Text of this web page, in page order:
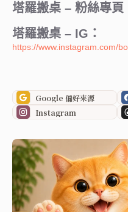
塔羅搬桌 – 粉絲專頁
塔羅搬桌 – IG：
https://www.instagram.com/
Google 偏好來源
Instagram